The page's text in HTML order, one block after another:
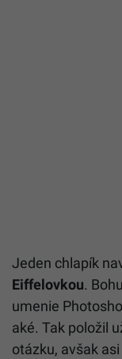
Jeden chlapík
Eiffelovkou.
umenie
aké. Tak položil
otázku, avšak